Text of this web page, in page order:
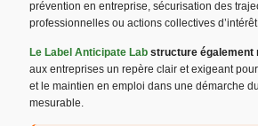
prévention en entreprise, sécurisation des
professionnelles ou actions collectives d’intérêt
Le Label Anticipate Lab structure également
aux entreprises un repère clair et exigeant
et le maintien en emploi dans une démarche
mesurable.